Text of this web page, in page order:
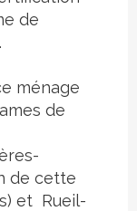
de
ménage
de
de cette
et Rueil-